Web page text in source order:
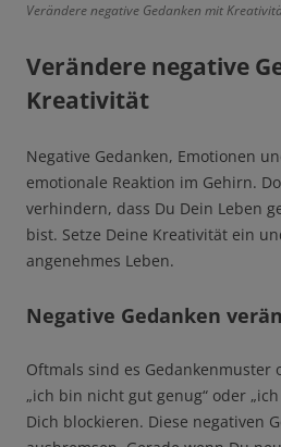
Verändere negative Gedanken mit
Verändere negative
Kreativität
Negative Gedanken, Emotionen
emotionale Reaktion im Gehirn.
verhindern, dass Du Dein Leben
bist. Setze Deine Kreativität ein
angenehmes Leben.
Negative Gedanken
Oftmals sind es Gedankenmuster
„ich bin nicht gut genug“ oder
Dich blockieren. Diese negativen